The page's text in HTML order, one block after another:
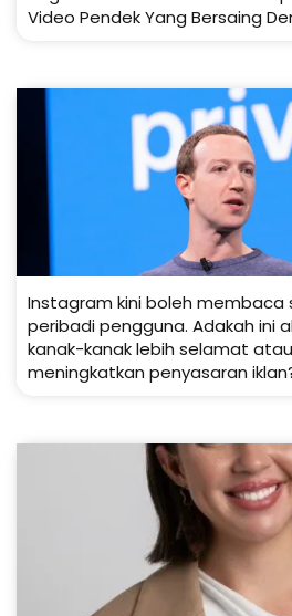
Video Pendek Yang Bersaing
Instagram kini boleh membaca
peribadi pengguna. Adakah ini
kanak-kanak lebih selamat
meningkatkan penyasaran